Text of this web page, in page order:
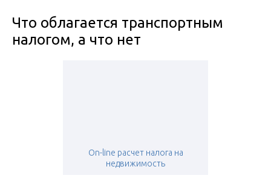
Что облагается транспортным
налогом, а что нет
On-line расчет налога на
недвижимость